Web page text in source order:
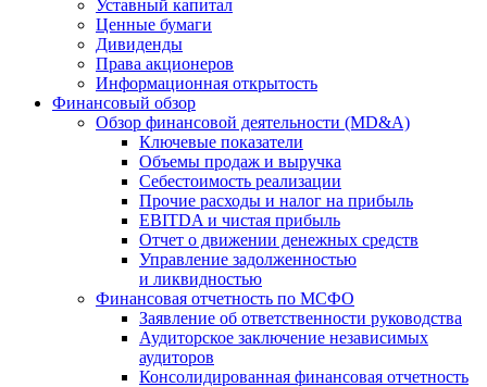
Уставный капитал
Ценные бумаги
Дивиденды
Права акционеров
Информационная открытость
Финансовый обзор
Обзор финансовой деятельности (MD&A)
Ключевые показатели
Объемы продаж и выручка
Себестоимость реализации
Прочие расходы и налог на прибыль
EBITDA и чистая прибыль
Отчет о движении денежных средств
Управление задолженностью
и ликвидностью
Финансовая отчетность по МСФО
Заявление об ответственности руководства
Аудиторское заключение независимых
аудиторов
Консолидированная финансовая отчетность